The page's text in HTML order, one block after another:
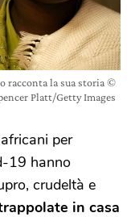
racconta la sua storia ©
Platt/Getty Images
per
19 hanno
crudeltà e
in casa